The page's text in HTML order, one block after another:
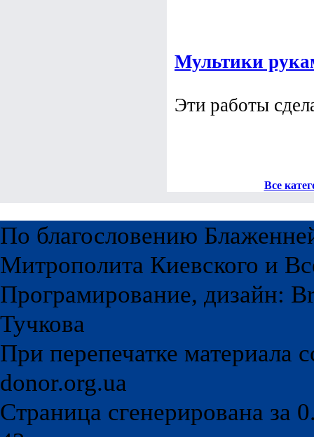
Мультики
По благословению
Митрополита Киевского и
Програмирование, дизайн:
Тучкова
При перепечатке материала
donor.org.ua